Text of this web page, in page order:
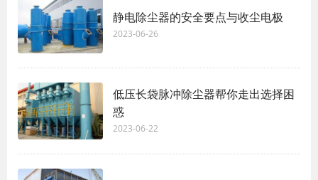
静电除尘器的安全要点与收尘电极
2023-06-26
低压长袋脉冲除尘器帮你走出选择困
惑
2023-06-22